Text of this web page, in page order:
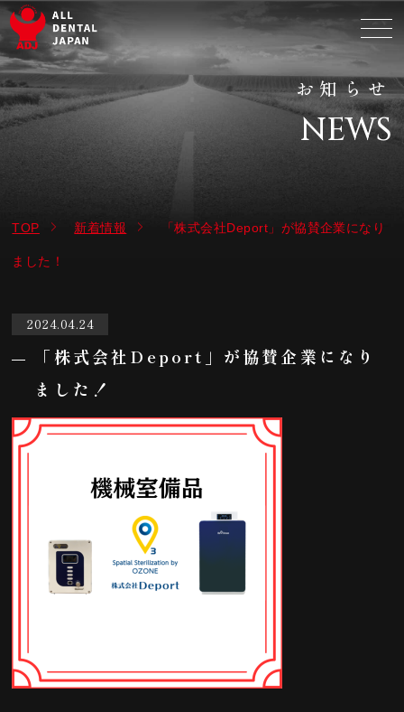
お知らせ
NEWS
TOP 新着情報 「株式会社Deport」が協賛企業になり
ました！
2024.04.24
「株式会社Deport」が協賛企業になり
ました！